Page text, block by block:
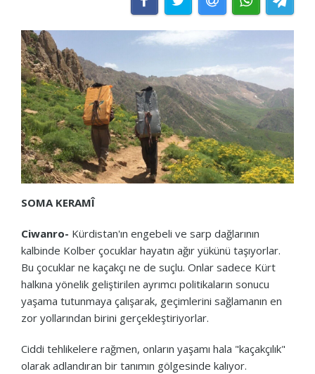
SOMA KERAMÎ
Ciwanro- Kürdistan'ın engebeli ve sarp dağlarının
kalbinde Kolber çocuklar hayatın ağır yükünü taşıyorlar.
Bu çocuklar ne kaçakçı ne de suçlu. Onlar sadece Kürt
halkına yönelik geliştirilen ayrımcı politikaların sonucu
yaşama tutunmaya çalışarak, geçimlerini sağlamanın en
zor yollarından birini gerçekleştiriyorlar.
Ciddi tehlikelere rağmen, onların yaşamı hala "kaçakçılık"
olarak adlandıran bir tanımın gölgesinde kalıyor.